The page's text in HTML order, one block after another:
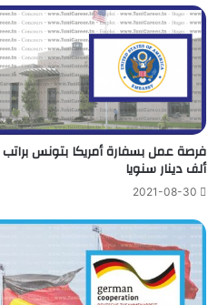
ألف دينار سنويا
2021-08-30